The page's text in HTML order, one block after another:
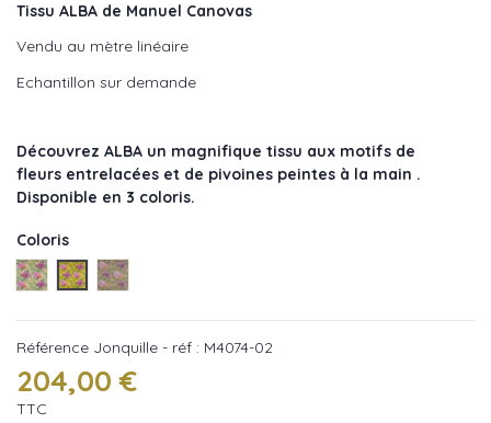
Tissu ALBA de Manuel Canovas
Vendu au mètre linéaire
Echantillon sur demande
Découvrez ALBA un magnifique tissu aux motifs de
fleurs entrelacées et de pivoines peintes à la main .
Disponible en 3 coloris.
Coloris
Lin - réf : M4074-01
Jonquille - réf : M4074-02
Amethyste - réf : M4074-03
Référence Jonquille - réf : M4074-02
204,00 €
TTC